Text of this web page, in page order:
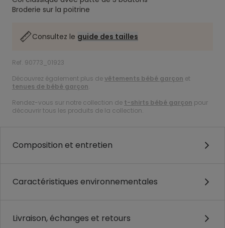
Broderie sur la poitrine
Consultez le guide des tailles
Ref. 90773_01923
Découvrez également plus devêtements bébé garçon et
tenues de bébé garçon.
Rendez-vous sur notre collection de t-shirts bébé garçon pour
découvrir tous les produits de la collection.
Composition et entretien
Caractéristiques environnementales
Livraison, échanges et retours